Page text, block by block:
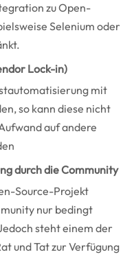
zu Open-
Selenium oder
Lock-in)
mit
so kann diese nicht
auf andere
durch die Community
Source-Projekt
nur bedingt
steht einem der
und Tat zur Verfügung